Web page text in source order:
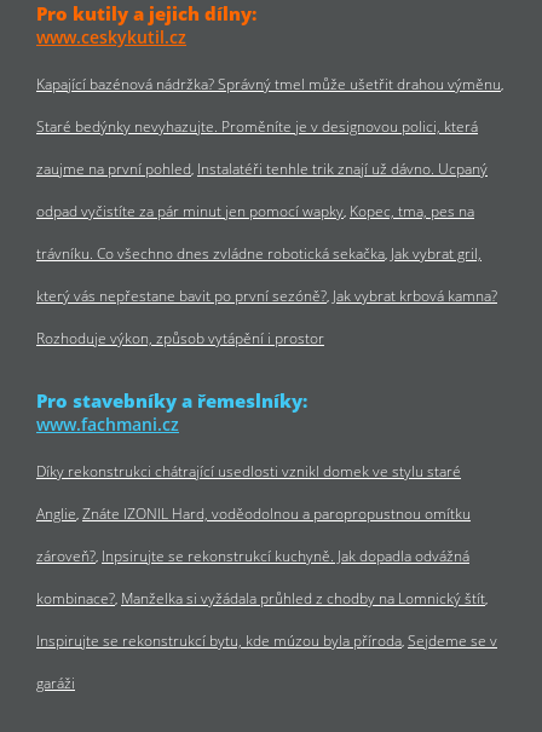
Pro kutily a jejich dílny:
www.ceskykutil.cz
Kapající bazénová nádržka? Správný tmel může ušetřit drahou výměnu
Staré bedýnky nevyhazujte. Proměníte je v designovou polici, která
zaujme na první pohled Instalatéři tenhle trik znají už dávno. Ucpaný
odpad vyčistíte za pár minut jen pomocí wapky Kopec, tma, pes na
trávníku. Co všechno dnes zvládne robotická sekačka Jak vybrat gril,
který vás nepřestane bavit po první sezóně? Jak vybrat krbová kamna?
Rozhoduje výkon, způsob vytápění i prostor
Pro stavebníky a řemeslníky:
www.fachmani.cz
Díky rekonstrukci chátrající usedlosti vznikl domek ve stylu staré
Anglie Znáte IZONIL Hard, voděodolnou a paropropustnou omítku
zároveň? Inpsirujte se rekonstrukcí kuchyně. Jak dopadla odvážná
kombinace? Manželka si vyžádala průhled z chodby na Lomnický štít
Inspirujte se rekonstrukcí bytu, kde múzou byla příroda Sejdeme se v
garáži